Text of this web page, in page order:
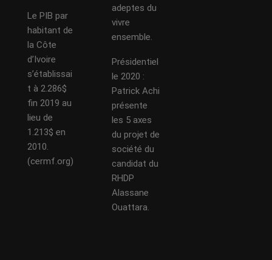
Le PIB par
habitant de
la Côte
d’Ivoire
s’établissai
t à 2.286$
fin 2019 au
lieu de
1.213$ en
2010.
(cermf.org)
adeptes du
vivre
ensemble.
Présidentiel
le 2020 :
Patrick Achi
présente
les 5 axes
du projet de
société du
candidat du
RHDP
Alassane
Ouattara.